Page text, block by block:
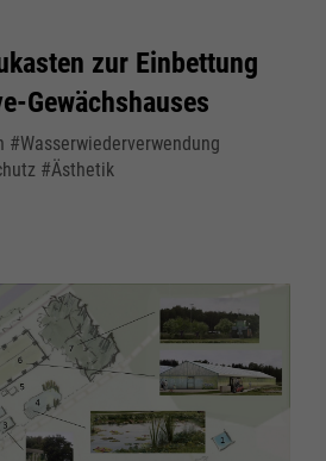
zur Einbettung
Gewächshauses
#Ästhetik